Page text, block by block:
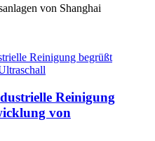
von Shanghai
Reinigung
von